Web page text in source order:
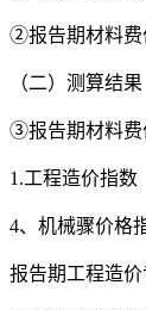
②报告期材料费
（二）测算结果
③报告期材料费
1.工程造价指数
4、机械骤价格
报告期工程造价